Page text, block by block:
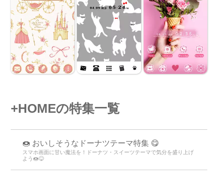
+HOMEの特集一覧
🍩 おいしそうなドーナツテーマ特集 😋
スマホ画面に甘い魔法を！ドーナツ・スイーツテーマで気分を盛り上げ
よう🍩😋